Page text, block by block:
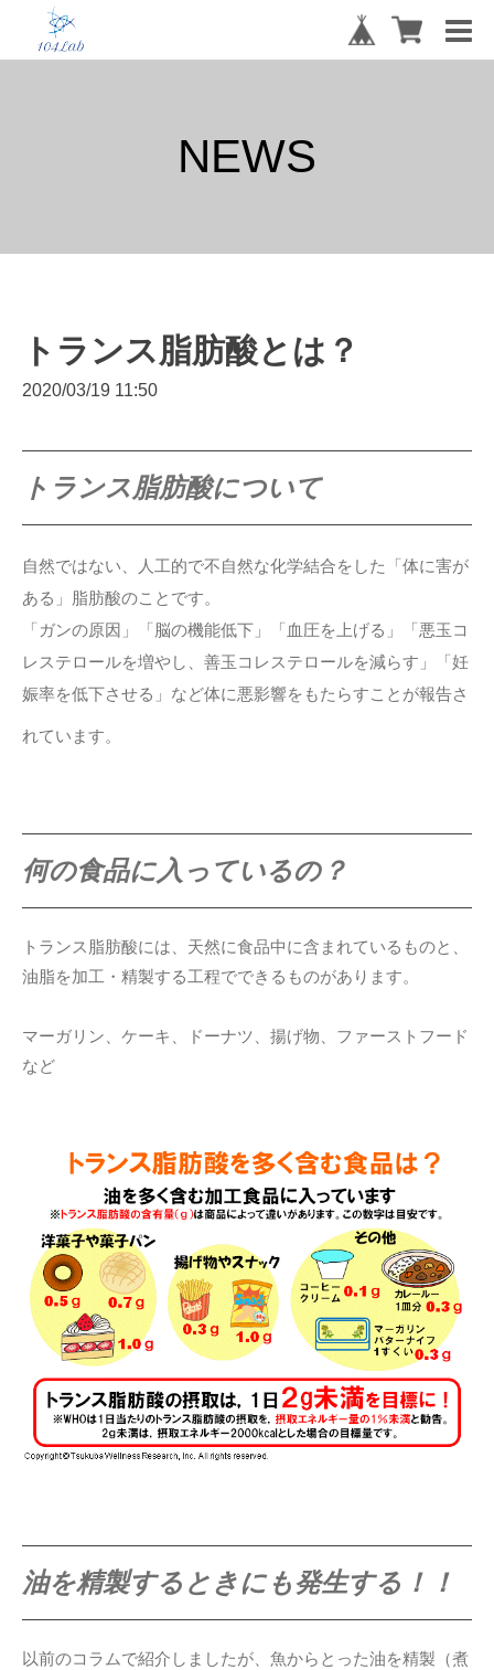
NEWS
トランス脂肪酸とは？
2020/03/19 11:50
トランス脂肪酸について
自然ではない、人工的で不自然な化学結合をした「体に害が
ある」脂肪酸のことです。
「ガンの原因」「脳の機能低下」「血圧を上げる」「悪玉コ
レステロールを増やし、善玉コレステロールを減らす」「妊
娠率を低下させる」など体に悪影響をもたらすことが報告さ
れています。
何の食品に入っているの？
トランス脂肪酸には、天然に食品中に含まれているものと、
油脂を加工・精製する工程でできるものがあります。
マーガリン、ケーキ、ドーナツ、揚げ物、ファーストフード
など
油を精製するときにも発生する！！
以前のコラムで紹介しましたが、魚からとった油を精製（煮